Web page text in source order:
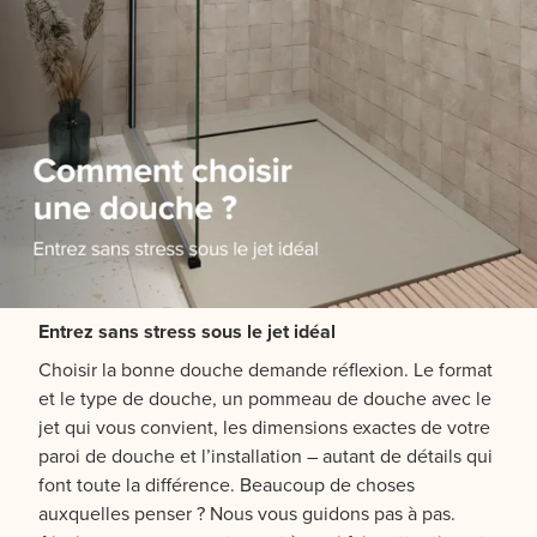
Entrez sans stress sous le jet idéal
Choisir la bonne douche demande réflexion. Le format
et le type de douche, un pommeau de douche avec le
jet qui vous convient, les dimensions exactes de votre
paroi de douche et l’installation – autant de détails qui
font toute la différence. Beaucoup de choses
auxquelles penser ? Nous vous guidons pas à pas.